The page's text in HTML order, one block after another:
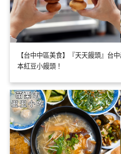
【台中中區美食】『天天饅頭』台
本紅豆小饅頭！